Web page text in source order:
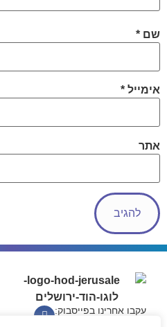
שם *
אימייל *
אתר
עקבו אחרינו בפייסבוק: